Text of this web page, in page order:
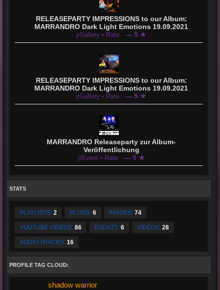
RELEASEPARTY IMPRESSIONS to our Album:
MARRANDRO Dark Light Emotions 19.09.2021
jrGallery • Rate — 5 ★
RELEASEPARTY IMPRESSIONS to our Album:
MARRANDRO Dark Light Emotions 19.09.2021
jrGallery • Rate — 5 ★
MARRANDRO Releaseparty zur Album-
Veröffentlichung
jrEvent • Rate — 5 ★
STATS
PLAYLISTS: 2 BLOGS: 6 IMAGES: 74
YOUTUBE VIDEOS: 86 EVENTS: 6 VIDEOS: 28
AUDIO TRACKS: 16
PROFILE TAG CLOUD:
shadow warrior